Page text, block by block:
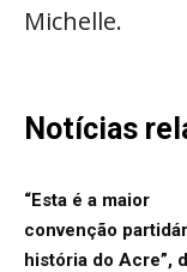
Michelle.
Notícias
“Esta é a maior
convenção
história do Acre”,